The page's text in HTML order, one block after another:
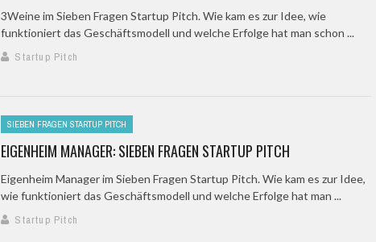
3Weine im Sieben Fragen Startup Pitch. Wie kam es zur Idee, wie
funktioniert das Geschäftsmodell und welche Erfolge hat man schon ...
Startup Pitch
SIEBEN FRAGEN STARTUP PITCH
EIGENHEIM MANAGER: SIEBEN FRAGEN STARTUP PITCH
Eigenheim Manager im Sieben Fragen Startup Pitch. Wie kam es zur Idee,
wie funktioniert das Geschäftsmodell und welche Erfolge hat man ...
Startup Pitch